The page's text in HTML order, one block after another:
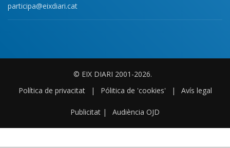
participa@eixdiari.cat
© EIX DIARI 2001-2026.
Política de privacitat
| Pólitica de 'cookies' | Avís legal
Publicitat | Audiència OJD